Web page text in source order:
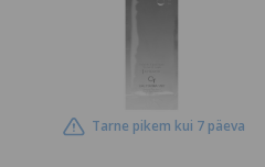
Tarne pikem kui 7 päeva